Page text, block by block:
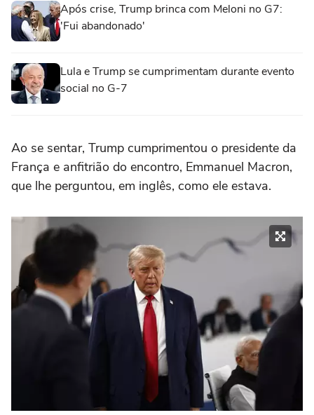
Após crise, Trump brinca com Meloni no G7:
'Fui abandonado'
Lula e Trump se cumprimentam durante evento
social no G-7
Ao se sentar, Trump cumprimentou o presidente da
França e anfitrião do encontro, Emmanuel Macron,
que lhe perguntou, em inglês, como ele estava.